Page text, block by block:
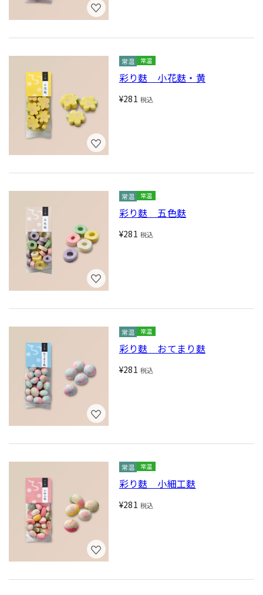
常温
彩り麩 小花麩・黄
¥281 税込
常温
彩り麩 五色麩
¥281 税込
常温
彩り麩 おてまり麩
¥281 税込
常温
彩り麩 小細工麩
¥281 税込